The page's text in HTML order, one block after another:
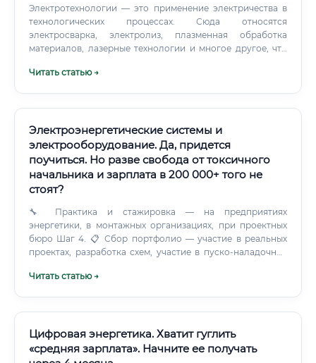
Электротехнологии — это применение электричества в
технологических процессах. Сюда относятся
электросварка, электролиз, плазменная обработка
материалов, лазерные технологии и многое другое, что
Читать статью →
Электроэнергетические системы и
электрооборудование. Да, придется
поучиться. Но разве свобода от токсичного
начальника и зарплата в 200 000+ того не
стоят?
🔧 Практика и стажировка — на предприятиях
энергетики, в монтажных организациях, при проектных
бюро Шаг 4. 📋 Сбор портфолио — участие в реальных
проектах, разработка схем, участие в пуско-наладочных
Читать статью →
Цифровая энергетика. Хватит гуглить
«средняя зарплата». Начните ее получать